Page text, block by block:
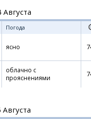
Августа
Погода
ясно
облачно с
прояснениями
Августа